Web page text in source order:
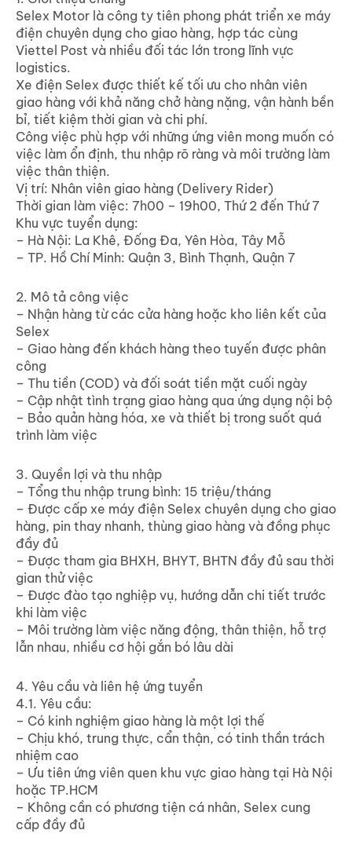
Selex Motor là công ty tiên phong phát triển xe máy
điện chuyên dụng cho giao hàng, hợp tác cùng
Viettel Post và nhiều đối tác lớn trong lĩnh vực
logistics.
Xe điện Selex được thiết kế tối ưu cho nhân viên
giao hàng với khả năng chở hàng nặng, vận hành bền
bỉ, tiết kiệm thời gian và chi phí.
Công việc phù hợp với những ứng viên mong muốn có
việc làm ổn định, thu nhập rõ ràng và môi trường làm
việc thân thiện.
Vị trí: Nhân viên giao hàng (Delivery Rider)
Thời gian làm việc: 7h00 – 19h00, Thứ 2 đến Thứ 7
Khu vực tuyển dụng:
– Hà Nội: La Khê, Đống Đa, Yên Hòa, Tây Mỗ
– TP. Hồ Chí Minh: Quận 3, Bình Thạnh, Quận 7
2. Mô tả công việc
– Nhận hàng từ các cửa hàng hoặc kho liên kết của
Selex
– Giao hàng đến khách hàng theo tuyến được phân
công
– Thu tiền (COD) và đối soát tiền mặt cuối ngày
– Cập nhật tình trạng giao hàng qua ứng dụng nội bộ
– Bảo quản hàng hóa, xe và thiết bị trong suốt quá
trình làm việc
3. Quyền lợi và thu nhập
– Tổng thu nhập trung bình: 15 triệu/tháng
– Được cấp xe máy điện Selex chuyên dụng cho giao
hàng, pin thay nhanh, thùng giao hàng và đồng phục
đầy đủ
– Được tham gia BHXH, BHYT, BHTN đầy đủ sau thời
gian thử việc
– Được đào tạo nghiệp vụ, hướng dẫn chi tiết trước
khi làm việc
– Môi trường làm việc năng động, thân thiện, hỗ trợ
lẫn nhau, nhiều cơ hội gắn bó lâu dài
4. Yêu cầu và liên hệ ứng tuyển
4.1. Yêu cầu:
– Có kinh nghiệm giao hàng là một lợi thế
– Chịu khó, trung thực, cẩn thận, có tinh thần trách
nhiệm cao
– Ưu tiên ứng viên quen khu vực giao hàng tại Hà Nội
hoặc TP.HCM
– Không cần có phương tiện cá nhân, Selex cung
cấp đầy đủ